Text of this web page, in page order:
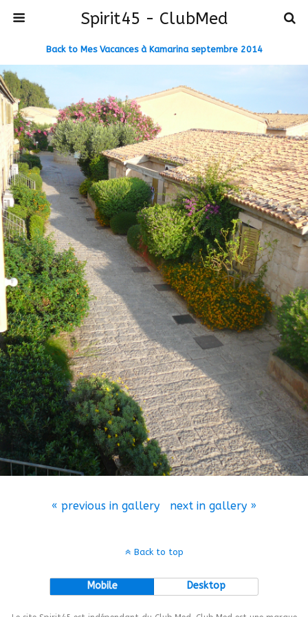
Spirit45 - ClubMed
Back to Mes Vacances à Kamarina septembre 2014
« previous in gallery next in gallery »
Back to top
Mobile Desktop